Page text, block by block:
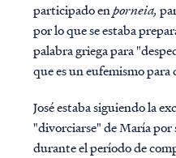
participado enporneia,
por lo que se estaba
palabra griega para
que es un eufemismo
José estaba siguiendo la
"divorciarse" de María
durante el período de